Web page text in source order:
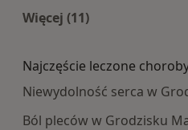
Więcej (11)
Najczęście leczone
Niewydolność serca w
Ból pleców w Grodzisku